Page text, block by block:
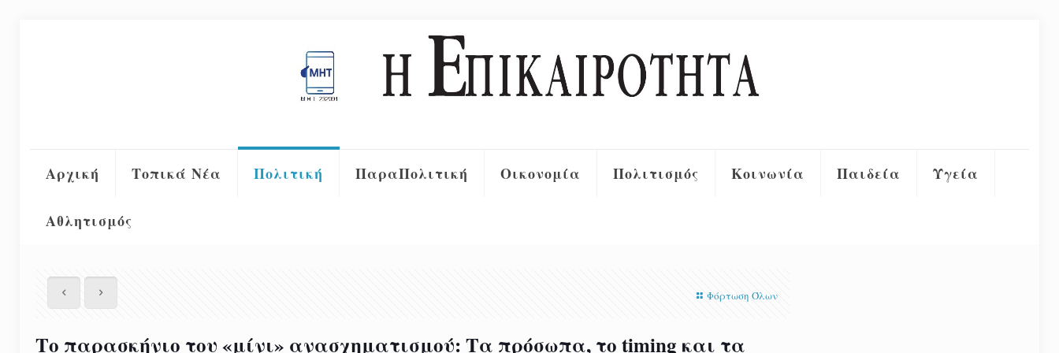
Αρχική Τοπικά Νέα Πολιτική ΠαραΠολιτική Οικονομία Πολιτισμός Κοινωνία Παιδεία Υγεία
Αθλητισμός
Φόρτωση Όλων
Το παρασκήνιο του «μίνι» ανασχηματισμού: Τα πρόσωπα, το timing και τα